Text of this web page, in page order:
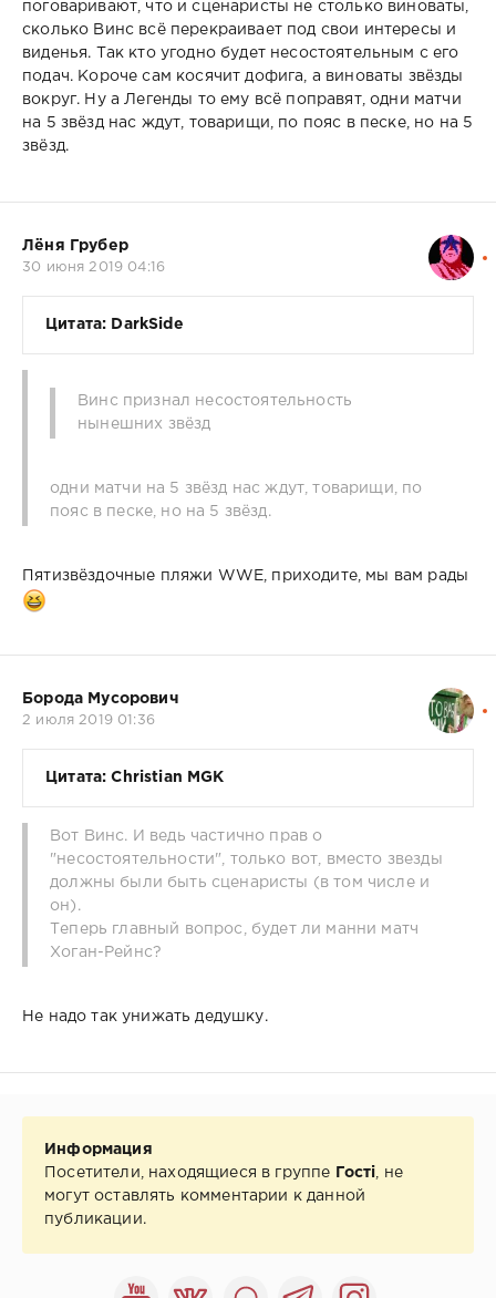
поговаривают, что и сценаристы не столько виноваты,
сколько Винс всё перекраивает под свои интересы и
виденья. Так кто угодно будет несостоятельным с его
подач. Короче сам косячит дофига, а виноваты звёзды
вокруг. Ну а Легенды то ему всё поправят, одни матчи
на 5 звёзд нас ждут, товарищи, по пояс в песке, но на 5
звёзд.
Лёня Грубер
30 июня 2019 04:16
Цитата: DarkSide
Винс признал несостоятельность
нынешних звёзд
одни матчи на 5 звёзд нас ждут, товарищи, по
пояс в песке, но на 5 звёзд.
Пятизвёздочные пляжи WWE, приходите, мы вам рады
Борода Мусорович
2 июля 2019 01:36
Цитата: Christian MGK
Вот Винс. И ведь частично прав о
"несостоятельности", только вот, вместо звезды
должны были быть сценаристы (в том числе и
он).
Теперь главный вопрос, будет ли манни матч
Хоган-Рейнс?
Не надо так унижать дедушку.
Информация
Посетители, находящиеся в группе
Гості
, не
могут оставлять комментарии к данной
публикации.